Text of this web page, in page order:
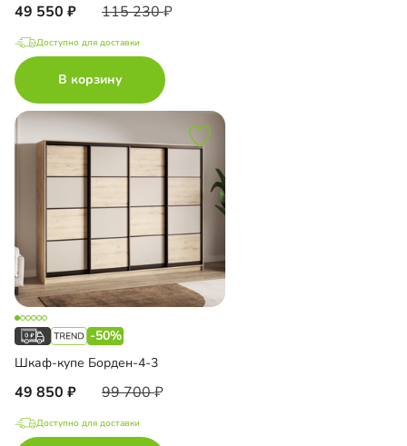
49 550 115 230
Доступно для доставки
В корзину
-50%
Шкаф-купе Борден-4-3
49 850 99 700
Доступно для доставки